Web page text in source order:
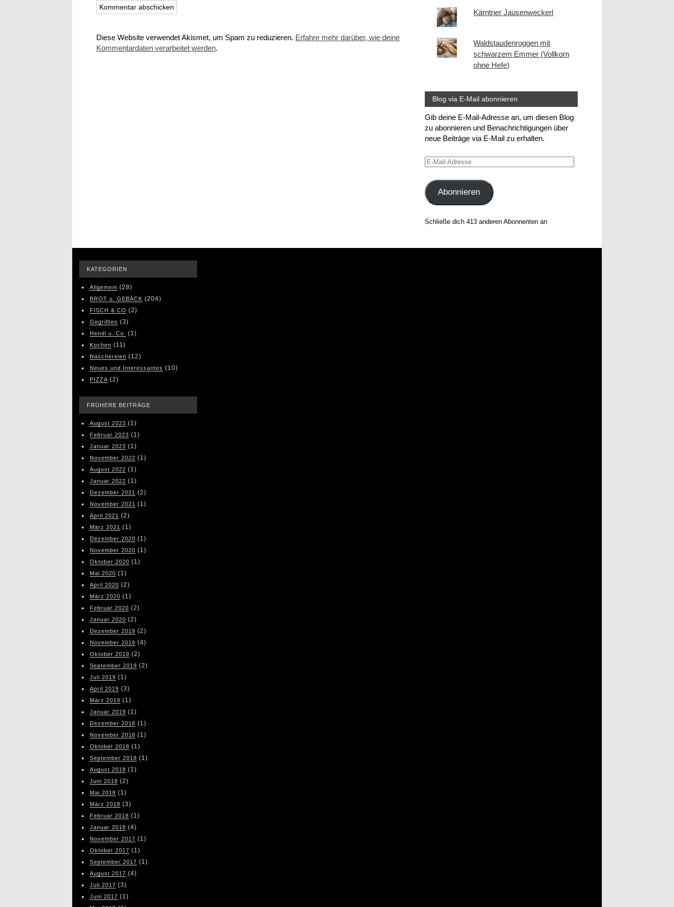
Diese Website verwendet Akismet, um Spam zu reduzieren. Erfahre mehr darüber, wie deine
Kommentardaten verarbeitet werden.
Kärntner Jausenweckerl
Waldstaudenroggen mit
schwarzem Emmer (Vollkorn
ohne Hefe)
Blog via E-Mail abonnieren
Gib deine E-Mail-Adresse an, um diesen Blog
zu abonnieren und Benachrichtigungen über
neue Beiträge via E-Mail zu erhalten.
E-
Adresse
Abonnieren
Schließe dich 413 anderen Abonnenten an
KATEGORIEN
Allgemein (28)
BROT u. GEBÄCK (204)
FISCH & CO (2)
Gegrilltes (3)
Hendl u. Co. (1)
Kochen (11)
Naschereien (12)
Neues und Interessantes (10)
PIZZA (2)
FRÜHERE BEITRÄGE
August 2023 (1)
Februar 2023 (1)
Januar 2023 (1)
November 2022 (1)
August 2022 (1)
Januar 2022 (1)
Dezember 2021 (2)
November 2021 (1)
April 2021 (2)
März 2021 (1)
Dezember 2020 (1)
November 2020 (1)
Oktober 2020 (1)
Mai 2020 (1)
April 2020 (2)
März 2020 (1)
Februar 2020 (2)
Januar 2020 (2)
Dezember 2019 (2)
November 2019 (4)
Oktober 2019 (2)
September 2019 (2)
Juli 2019 (1)
April 2019 (3)
März 2019 (1)
Januar 2019 (1)
Dezember 2018 (1)
November 2018 (1)
Oktober 2018 (1)
September 2018 (1)
August 2018 (1)
Juni 2018 (2)
Mai 2018 (1)
März 2018 (3)
Februar 2018 (1)
Januar 2018 (4)
November 2017 (1)
Oktober 2017 (1)
September 2017 (1)
August 2017 (4)
Juli 2017 (3)
Juni 2017 (1)